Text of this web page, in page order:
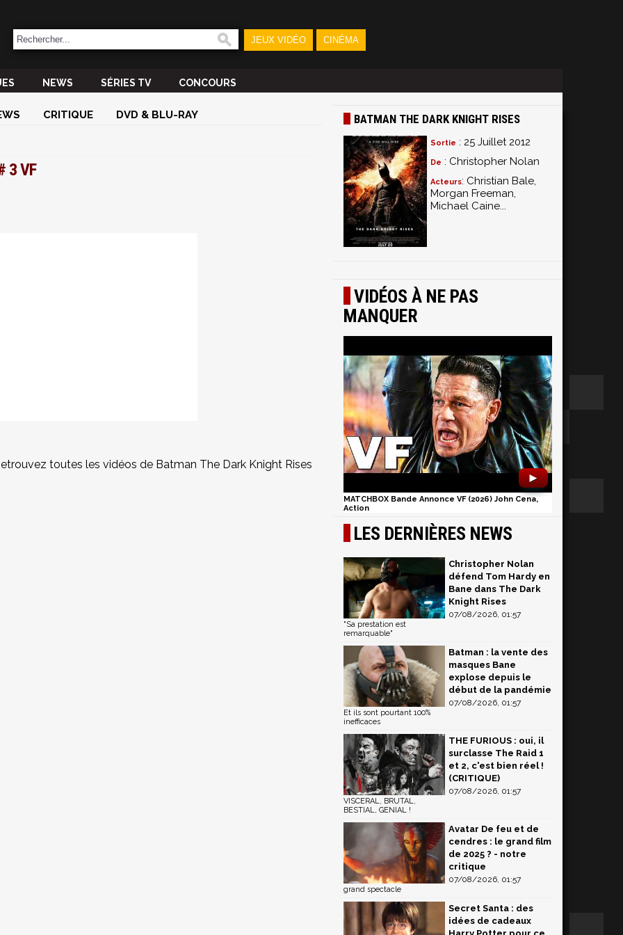
JEUX VIDÉO CINÉMA
NEWS SÉRIES TV CONCOURS
CRITIQUE DVD & BLU-RAY
3 VF
toutes les vidéos de Batman The Dark Knight Rises
BATMAN THE DARK KNIGHT RISES
Sortie : 25 Juillet 2012
De : Christopher Nolan
Acteurs: Christian Bale,
Morgan Freeman,
Michael Caine...
VIDÉOS À NE PAS
MANQUER
►
MATCHBOX Bande Annonce VF (2026) John Cena,
Action
LES DERNIÈRES NEWS
Christopher Nolan
défend Tom Hardy en
Bane dans The Dark
Knight Rises
07/08/2026, 01:57
"Sa prestation est
remarquable"
Batman : la vente des
masques Bane
explose depuis le
début de la pandémie
07/08/2026, 01:57
Et ils sont pourtant 100%
inefficaces
THE FURIOUS : oui, il
surclasse The Raid 1
et 2, c'est bien réel !
(CRITIQUE)
07/08/2026, 01:57
VISCERAL, BRUTAL,
BESTIAL, GENIAL !
Avatar De feu et de
cendres : le grand film
de 2025 ? - notre
critique
07/08/2026, 01:57
grand spectacle
Secret Santa : des
idées de cadeaux